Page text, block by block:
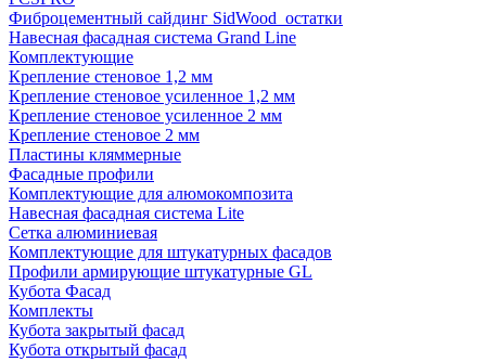
Фиброцементный сайдинг SidWood_остатки
Навесная фасадная система Grand Line
Комплектующие
Крепление стеновое 1,2 мм
Крепление стеновое усиленное 1,2 мм
Крепление стеновое усиленное 2 мм
Крепление стеновое 2 мм
Пластины кляммерные
Фасадные профили
Комплектующие для алюмокомпозита
Навесная фасадная система Lite
Сетка алюминиевая
Комплектующие для штукатурных фасадов
Профили армирующие штукатурные GL
Кубота Фасад
Комплекты
Кубота закрытый фасад
Кубота открытый фасад